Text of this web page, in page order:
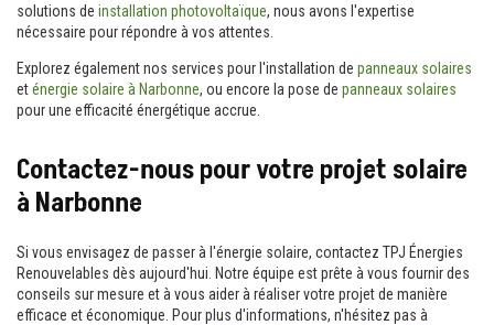
solutions de installation photovoltaïque, nous avons l'expertise
nécessaire pour répondre à vos attentes.
Explorez également nos services pour l'installation de panneaux solaires
eténergie solaire à Narbonne, ou encore la pose de panneaux solaires
pour une efficacité énergétique accrue.
Contactez-nous pour votre projet solaire
à Narbonne
Si vous envisagez de passer à l'énergie solaire, contactez TPJ Énergies
Renouvelables dès aujourd'hui. Notre équipe est prête à vous fournir des
conseils sur mesure et à vous aider à réaliser votre projet de manière
efficace et économique. Pour plus d'informations, n'hésitez pas à